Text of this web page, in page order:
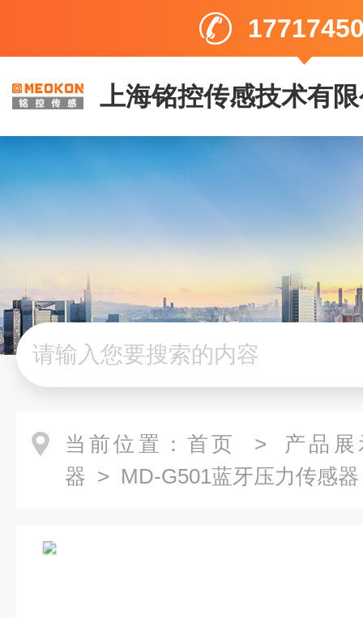
上海铭控传感技术有
当前位置： 首页 > 产品展
器 > MD-G501蓝牙压力传感器